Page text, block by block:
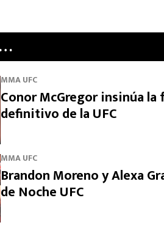
MMA UFC
Conor McGregor insinúa
definitivo de la UFC
MMA UFC
Brandon Moreno y Alexa
de Noche UFC